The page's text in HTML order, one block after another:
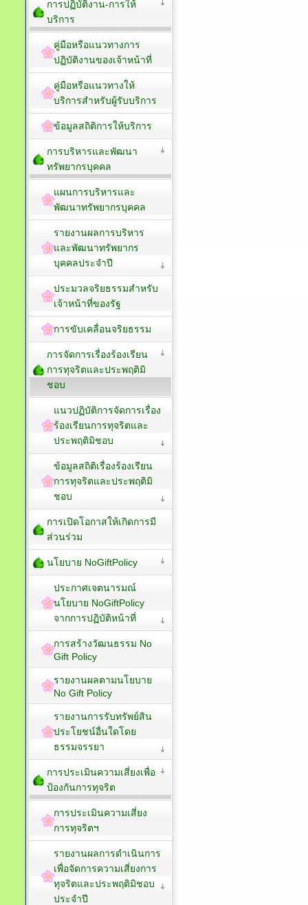
การปฏิบัติงาน-การให้
บริการ
คู่มือหรือแนวทางการ
ปฏิบัติงานของเจ้าหน้าที่
คู่มือหรือแนวทางให้
บริการสำหรับผู้รับบริการ
ข้อมูลสถิติการให้บริการ
การบริหารและพัฒนา
ทรัพยากรบุคคล
แผนการบริหารและ
พัฒนาทรัพยากรบุคคล
รายงานผลการบริหาร
และพัฒนาทรัพยากร
บุคคลประจำปี
ประมวลจริยธรรมสำหรับ
เจ้าหน้าที่ของรัฐ
การขับเคลื่อนจริยธรรม
การจัดการเรื่องร้องเรียน
การทุจริตและประพฤติมิ
ชอบ
แนวปฏิบัติการจัดการเรื่อง
ร้องเรียนการทุจริตและ
ประพฤติมิชอบ
ข้อมูลสถิติเรื่องร้องเรียน
การทุจริตและประพฤติมิ
ชอบ
การเปิดโอกาสให้เกิดการมี
ส่วนร่วม
นโยบาย NoGiftPolicy
ประกาศเจตนารมณ์
นโยบาย NoGiftPolicy
จากการปฏิบัติหน้าที่
การสร้างวัฒนธรรม No
Gift Policy
รายงานผลตามนโยบาย
No Gift Policy
รายงานการรับทรัพย์สิน
ประโยชน์อื่นใดโดย
ธรรมจรรยา
การประเมินความเสี่ยงเพื่อ
ป้องกันการทุจริต
การประเมินความเสี่ยง
การทุจริตฯ
รายงานผลการดำเนินการ
เพื่อจัดการความเสี่ยงการ
ทุจริตและประพฤติมิชอบ
ประจำปี